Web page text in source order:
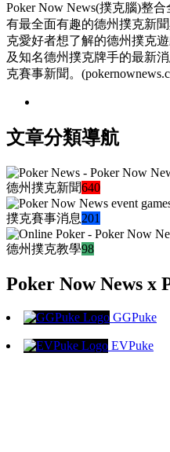
Poker Now News(撲克腦)整
有最全面有趣的德州撲克新
克愛好者想了解的德州撲克
及知名德州撲克牌手的最新
克賽事新聞。
文章分類導航
德州撲克新聞640
撲克賽事消息201
德州撲克教學98
Poker Now News x
GGPuke
EVPuke